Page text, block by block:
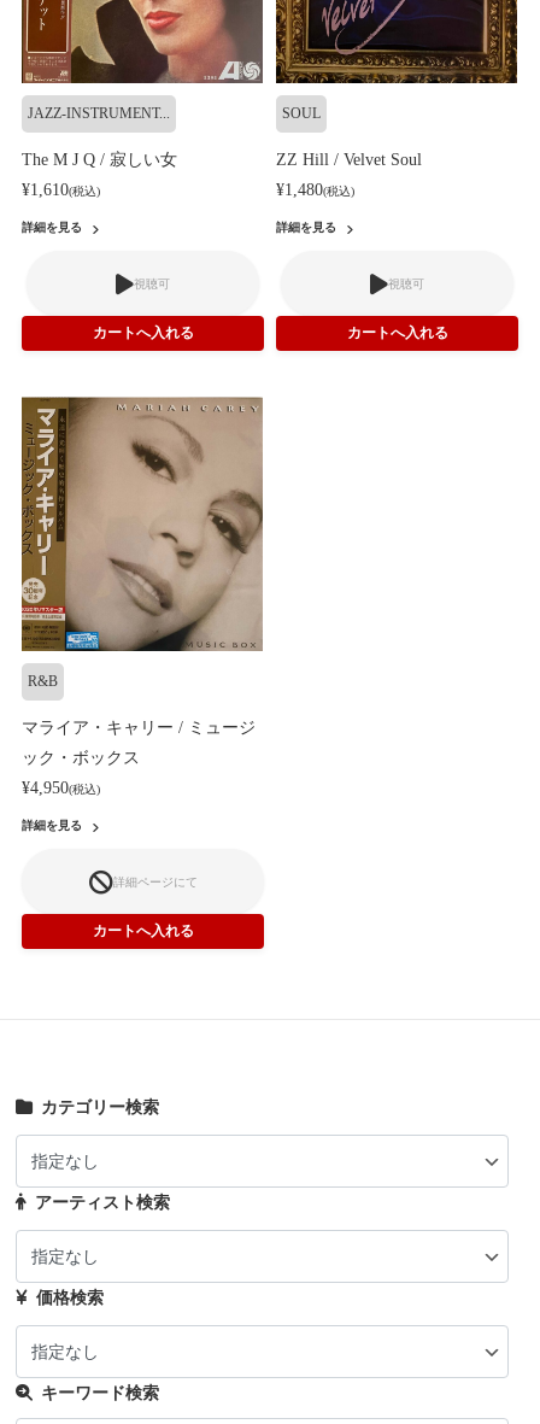
JAZZ-INSTRUMENT...
The M J Q / 寂しい女
¥1,610(税込)
詳細を見る
視聴可
SOUL
ZZ Hill / Velvet Soul
¥1,480(税込)
詳細を見る
視聴可
R&B
マライア・キャリー / ミュージ
ック・ボックス
¥4,950(税込)
詳細を見る
詳細ページにて
カテゴリー検索
アーティスト検索
価格検索
キーワード検索